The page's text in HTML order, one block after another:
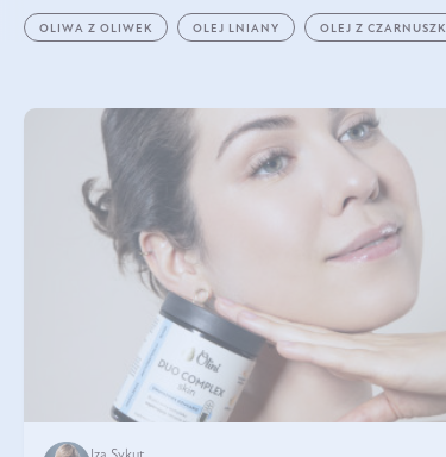
OLIWA Z OLIWEK OLEJ LNIANY OLEJ Z CZARNUSZKI